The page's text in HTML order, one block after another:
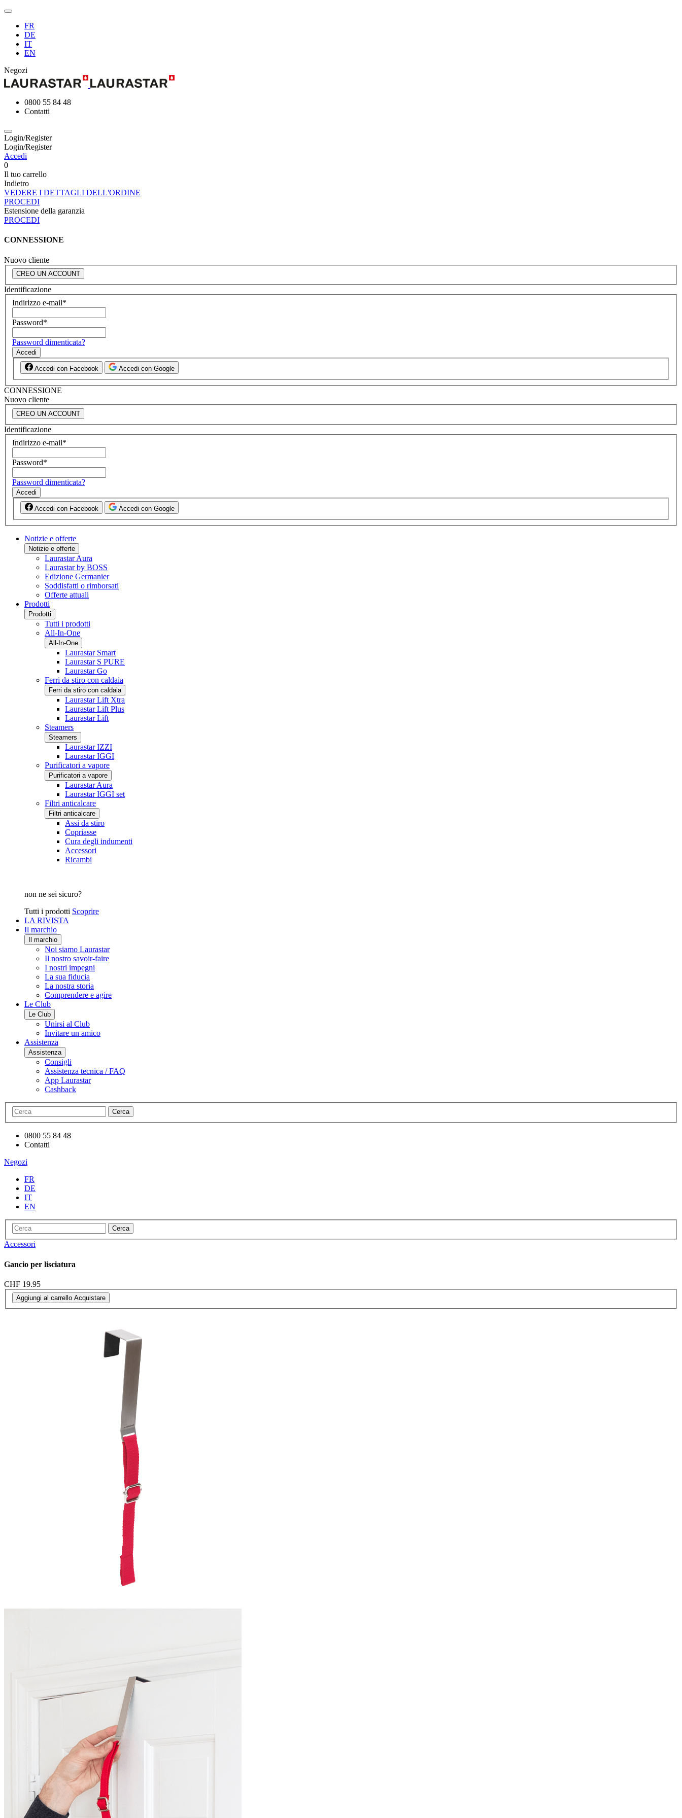
FR
DE
IT
EN
Negozi
0800 55 84 48
Contatti
Login/Register
Login/Register
Accedi
0
Il tuo carrello
Indietro
VEDERE I DETTAGLI DELL'ORDINE
PROCEDI
Estensione della garanzia
PROCEDI
CONNESSIONE
Nuovo cliente
CREO UN ACCOUNT
Identificazione
Indirizzo e-mail*
Password*
Password dimenticata?
Accedi
Accedi con Facebook Accedi con Google
CONNESSIONE
Nuovo cliente
CREO UN ACCOUNT
Identificazione
Indirizzo e-mail*
Password*
Password dimenticata?
Accedi
Accedi con Facebook Accedi con Google
Notizie e offerte
Notizie e offerte
Laurastar Aura
Laurastar by BOSS
Edizione Germanier
Soddisfatti o rimborsati
Offerte attuali
Prodotti
Prodotti
Tutti i prodotti
All-In-One
All-In-One
Laurastar Smart
Laurastar S PURE
Laurastar Go
Ferri da stiro con caldaia
Ferri da stiro con caldaia
Laurastar Lift Xtra
Laurastar Lift Plus
Laurastar Lift
Steamers
Steamers
Laurastar IZZI
Laurastar IGGI
Purificatori a vapore
Purificatori a vapore
Laurastar Aura
Laurastar IGGI set
Filtri anticalcare
Filtri anticalcare
Assi da stiro
Copriasse
Cura degli indumenti
Accessori
Ricambi
non ne sei sicuro?
Tutti i prodotti Scoprire
LA RIVISTA
Il marchio
Il marchio
Noi siamo Laurastar
Il nostro savoir-faire
I nostri impegni
La sua fiducia
La nostra storia
Comprendere e agire
Le Club
Le Club
Unirsi al Club
Invitare un amico
Assistenza
Assistenza
Consigli
Assistenza tecnica / FAQ
App Laurastar
Cashback
Cerca
0800 55 84 48
Contatti
Negozi
FR
DE
IT
EN
Cerca
Accessori
Gancio per lisciatura
CHF 19.95
Aggiungi al carrello Acquistare